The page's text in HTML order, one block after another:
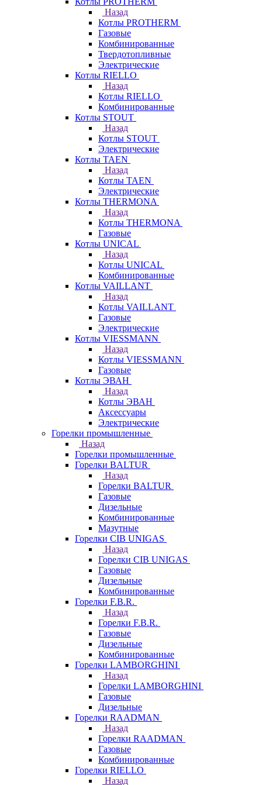
Назад
Котлы PROTHERM
Газовые
Комбинированные
Твердотопливные
Электрические
Котлы RIELLO
Назад
Котлы RIELLO
Комбинированные
Котлы STOUT
Назад
Котлы STOUT
Электрические
Котлы TAEN
Назад
Котлы TAEN
Электрические
Котлы THERMONA
Назад
Котлы THERMONA
Газовые
Котлы UNICAL
Назад
Котлы UNICAL
Комбинированные
Котлы VAILLANT
Назад
Котлы VAILLANT
Газовые
Электрические
Котлы VIESSMANN
Назад
Котлы VIESSMANN
Газовые
Котлы ЭВАН
Назад
Котлы ЭВАН
Аксессуары
Электрические
Горелки промышленные
Назад
Горелки промышленные
Горелки BALTUR
Назад
Горелки BALTUR
Газовые
Дизельные
Комбинированные
Мазутные
Горелки CIB UNIGAS
Назад
Горелки CIB UNIGAS
Газовые
Дизельные
Комбинированные
Горелки F.B.R.
Назад
Горелки F.B.R.
Газовые
Дизельные
Комбинированные
Горелки LAMBORGHINI
Назад
Горелки LAMBORGHINI
Газовые
Дизельные
Горелки RAADMAN
Назад
Горелки RAADMAN
Газовые
Комбинированные
Горелки RIELLO
Назад